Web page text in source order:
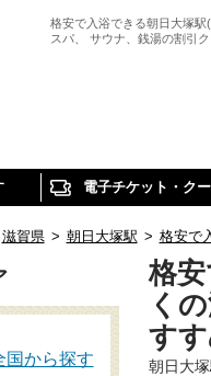
格安で入浴できる朝日大塚駅
スパ、 サウナ、銭湯の割引
電子チケット・ク
滋賀県 > 朝日大塚駅 > 格安で
格
く
す
朝日大
国から探す